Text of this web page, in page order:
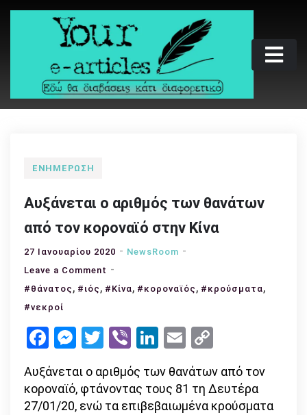
Skip
Your e-articles
Εδώ θα διαβάσεις κάτι διαφορετικό
ΕΝΗΜΈΡΩΣΗ
Αυξάνεται ο αριθμός των θανάτων
από τον κοροναϊό στην Κίνα
27 Ιανουαρίου 2020
NewsRoom
Leave a Comment on
Αυξάνεται
των
από
τον
κοροναϊό
#θάνατος , #ιός , #Κίνα, #κοροναϊός , #κρούσματα,
#νεκροί
Facebook
Messenger
Twitter
ViberLinkedIn
Email
Link
Αυξάνεται ο αριθμός των θανάτων από τον
κοροναϊό, φτάνοντας τους 81 τη Δευτέρα
27/01/20, ενώ τα επιβεβαιωμένα κρούσματα